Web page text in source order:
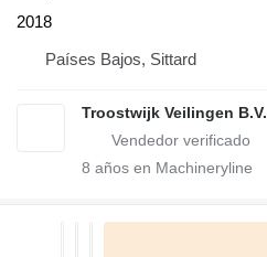
2018
Países Bajos, Sittard
Troostwijk Veilingen B.V.
8 años en Machineryline